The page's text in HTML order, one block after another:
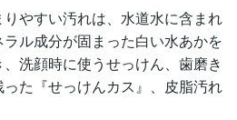
やすい汚れは、水道水に含まれ
ル成分が固まった白い水あかを
洗顔時に使うせっけん、歯磨き
た『せっけんカス』、皮脂汚れ